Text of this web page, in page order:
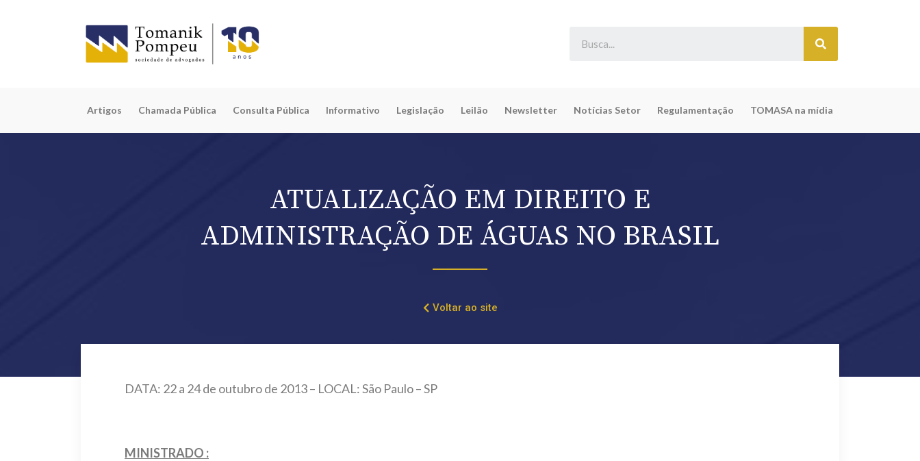
Artigos Chamada Pública Consulta Pública Informativo Legislação Leilão Newsletter Notícias Setor Regulamentação TOMASA na mídia
ATUALIZAÇÃO EM DIREITO E
ADMINISTRAÇÃO DE ÁGUAS NO BRASIL
Voltar ao site
DATA: 22 a 24 de outubro de 2013 – LOCAL: São Paulo – SP
MINISTRADO :